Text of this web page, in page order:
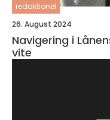
redaktionel
26. August 2024
Navigering i
vite